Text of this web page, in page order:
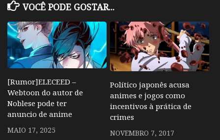
VOCÊ PODE GOSTAR...
[Rumor]ELECEED –
Webtoon do autor de
Noblese pode ter
anuncio de anime
MAIO 17, 2025
Político japonês acusa
animes e jogos como
incentivos à prática de
crimes
NOVEMBRO 7, 2017